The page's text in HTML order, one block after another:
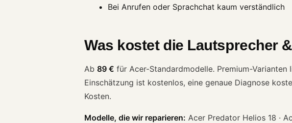
Bei Anrufen oder Sprachchat kaum verständlich
Was kostet die Lautsprecher
Ab 89 € für Acer-Standardmodelle. Premium-
Einschätzung ist kostenlos, eine genaue Diagnose
Kosten.
Modelle, die wir reparieren: Acer Predator Helios 18 ·